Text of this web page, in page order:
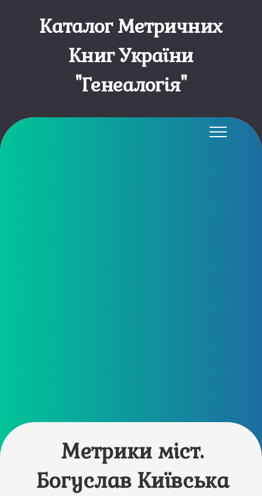
Каталог Метричних
Книг України
"Генеалогія"
Метрики міст.
Богуслав Київська